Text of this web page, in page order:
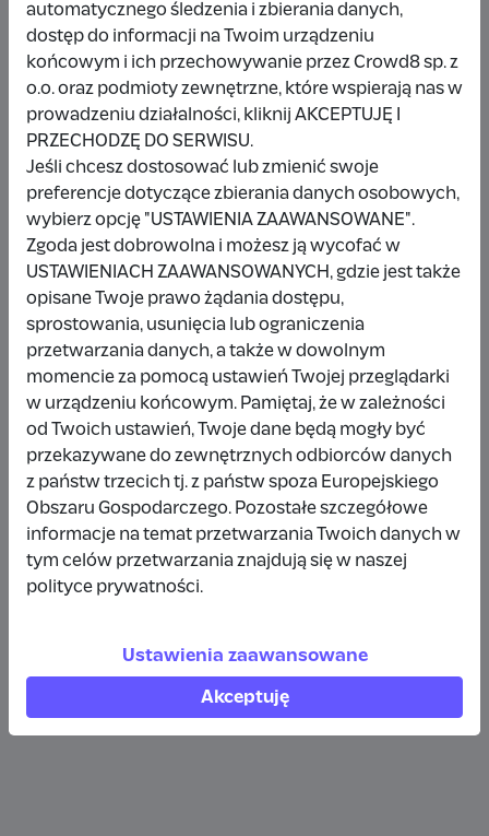
Wpłacający/a
Wpłata anonimowa
10 zł miesiąc temu
Damianbloque Wordpress
1 zł 7 miesięcy temu
Wpłata anonimowa
10 zł rok temu
Wpłata anonimowa
10 zł rok temu
Wpłata anonimowa
Zobacz więcej
automatycznego śledzenia i zbierania danych,
dostęp do informacji na Twoim urządzeniu
końcowym i ich przechowywanie przez Crowd8 sp. z
o.o. oraz podmioty zewnętrzne, które wspierają nas w
prowadzeniu działalności, kliknij AKCEPTUJĘ I
PRZECHODZĘ DO SERWISU.
Jeśli chcesz dostosować lub zmienić swoje
preferencje dotyczące zbierania danych osobowych,
wybierz opcję "USTAWIENIA ZAAWANSOWANE".
Zgoda jest dobrowolna i możesz ją wycofać w
USTAWIENIACH ZAAWANSOWANYCH, gdzie jest także
opisane Twoje prawo żądania dostępu,
sprostowania, usunięcia lub ograniczenia
przetwarzania danych, a także w dowolnym
momencie za pomocą ustawień Twojej przeglądarki
w urządzeniu końcowym. Pamiętaj, że w zależności
od Twoich ustawień, Twoje dane będą mogły być
przekazywane do zewnętrznych odbiorców danych
z państw trzecich tj. z państw spoza Europejskiego
Obszaru Gospodarczego. Pozostałe szczegółowe
informacje na temat przetwarzania Twoich danych w
tym celów przetwarzania znajdują się w naszej
polityce prywatności.
Ustawienia zaawansowane
Akceptuję